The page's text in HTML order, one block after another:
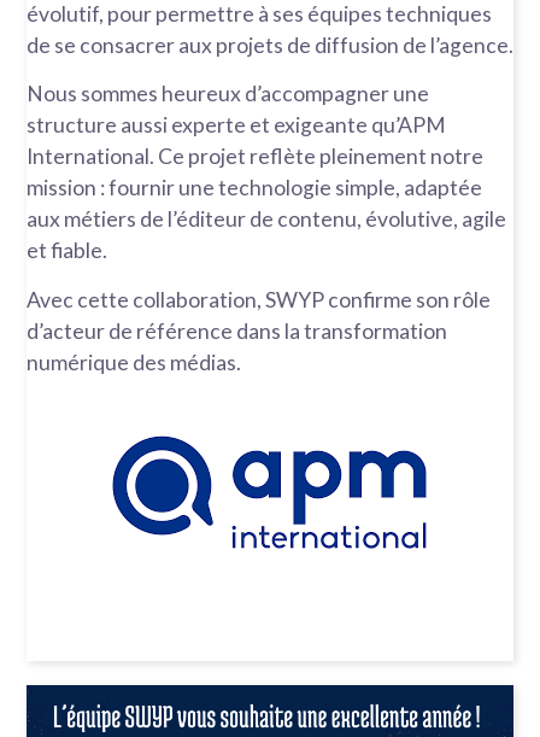
évolutif, pour permettre à ses équipes techniques
de se consacrer aux projets de diffusion de l’agence.
Nous sommes heureux d’accompagner une
structure aussi experte et exigeante qu’APM
International. Ce projet reflète pleinement notre
mission : fournir une technologie simple, adaptée
aux métiers de l’éditeur de contenu, évolutive, agile
et fiable.
Avec cette collaboration, SWYP confirme son rôle
d’acteur de référence dans la transformation
numérique des médias.